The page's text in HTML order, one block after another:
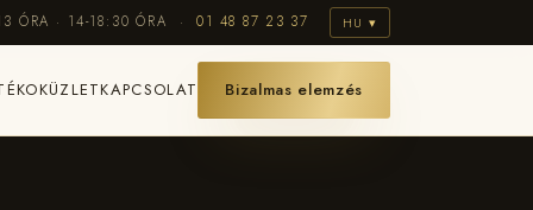
ÓRA · 14-18:30 ÓRA ·01 48 87 23 37 HU ▾
ÜZLETKAPCSOLAT Bizalmas elemzés